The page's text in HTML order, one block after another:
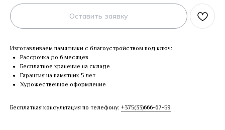
Оставить заявку
Изготавливаем памятники с благоустройством под ключ:
Рассрочка до 6 месяцев
Бесплатное хранение на складе
Гарантия на памятник 5 лет
Художественное оформление
Бесплатная консультация по телефону: +375(33)666-67-59